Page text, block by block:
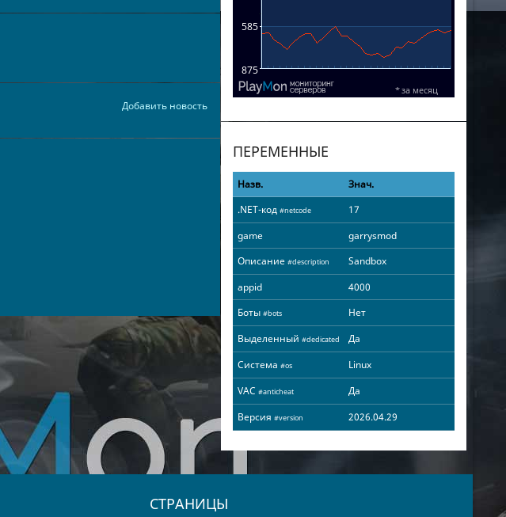
Добавить новость
ПЕРЕМЕННЫЕ
Назв.
Знач.
.NET-код #netcode
17
game
garrysmod
Описание #description
Sandbox
appid
4000
Боты #bots
Нет
Выделенный #dedicated
Да
Система #os
Linux
VAC #anticheat
Да
Версия #version 2026.04.29
СТРАНИЦЫ